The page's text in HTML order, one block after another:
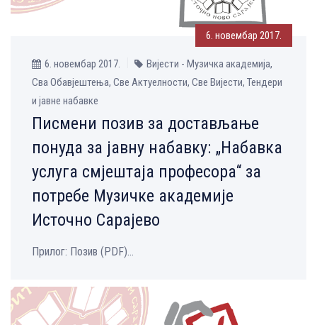
6. новембар 2017.
6. новембар 2017.
Вијести - Музичка aкадемија,
Сва Обавјештења, Све Aктуелности, Све Вијести, Тендери
и јавне набавке
Писмени позив за достављање
понуда за јавну набавку: „Набавка
услуга смјештаја професора“ за
потребе Музичке академије
Источно Сарајево
Прилог: Позив (PDF)...